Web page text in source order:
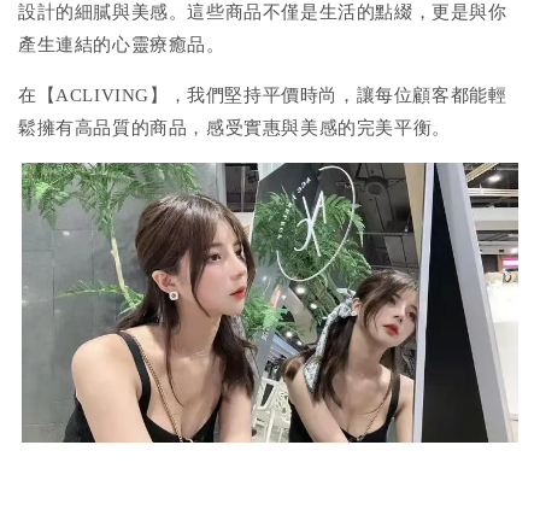
設計的細膩與美感。這些商品不僅是生活的點綴，更是與你
產生連結的心靈療癒品。
在【ACLIVING】，我們堅持平價時尚，讓每位顧客都能輕
鬆擁有高品質的商品，感受實惠與美感的完美平衡。